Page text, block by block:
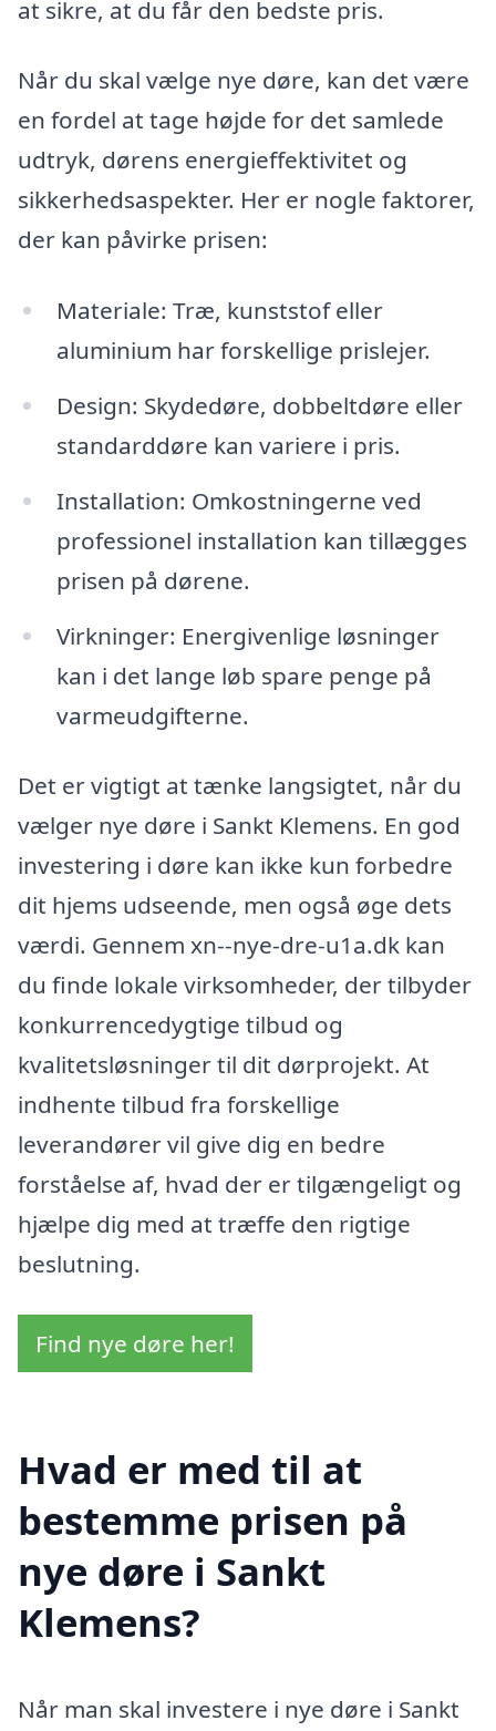
at sikre, at du får den bedste pris.
Når du skal vælge nye døre, kan det være
en fordel at tage højde for det samlede
udtryk, dørens energieffektivitet og
sikkerhedsaspekter. Her er nogle faktorer,
der kan påvirke prisen:
Materiale: Træ, kunststof eller
aluminium har forskellige prislejer.
Design: Skydedøre, dobbeltdøre eller
standarddøre kan variere i pris.
Installation: Omkostningerne ved
professionel installation kan tillægges
prisen på dørene.
Virkninger: Energivenlige løsninger
kan i det lange løb spare penge på
varmeudgifterne.
Det er vigtigt at tænke langsigtet, når du
vælger nye døre i Sankt Klemens. En god
investering i døre kan ikke kun forbedre
dit hjems udseende, men også øge dets
værdi. Gennem xn--nye-dre-u1a.dk kan
du finde lokale virksomheder, der tilbyder
konkurrencedygtige tilbud og
kvalitetsløsninger til dit dørprojekt. At
indhente tilbud fra forskellige
leverandører vil give dig en bedre
forståelse af, hvad der er tilgængeligt og
hjælpe dig med at træffe den rigtige
beslutning.
Find nye døre her!
Hvad er med til at
bestemme prisen på
nye døre i Sankt
Klemens?
Når man skal investere i nye døre i Sankt